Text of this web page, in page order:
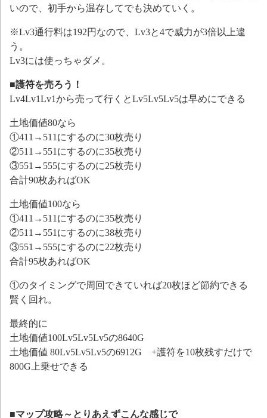
いので、初手から温存してでも決めていく。
※Lv3通行料は192円なので、Lv3と4で威力が3倍以上違
う。
Lv3には使っちゃダメ。
■護符を売ろう！
Lv4Lv1Lv1から売って行くとLv5Lv5Lv5は早めにできる
土地価値80なら
①411→511にするのに30枚売り
②511→551にするのに35枚売り
③551→555にするのに25枚売り
合計90枚あればOK
土地価値100なら
①411→511にするのに35枚売り
②511→551にするのに38枚売り
③551→555にするのに22枚売り
合計95枚あればOK
①のタイミングで周回できていれば20枚ほど節約できる
賢く回れ。
最終的に
土地価値100Lv5Lv5Lv5の8640G
土地価値 80Lv5Lv5Lv5の6912G +護符を10枚残すだけで
800G上乗せできる
■マップ攻略～とりあえずこんな感じで